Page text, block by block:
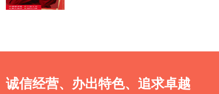
诚信经营、办出特色、追求卓越